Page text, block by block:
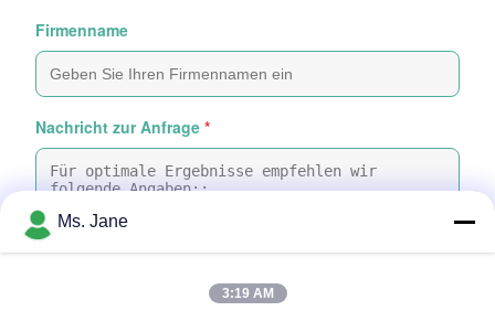
Firmenname
Nachricht zur Anfrage *
Ms. Jane
3:19 AM